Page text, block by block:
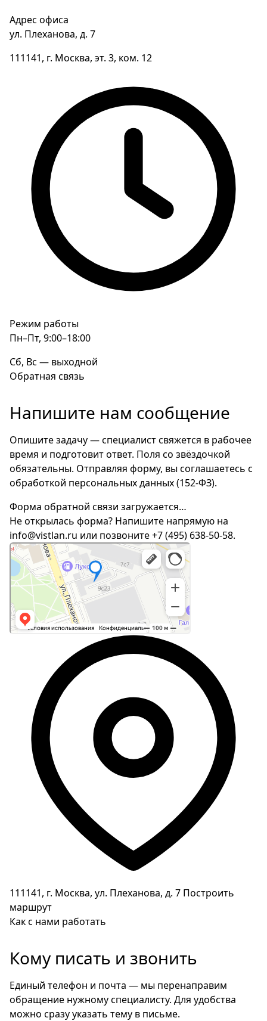
Адрес офиса
ул. Плеханова, д. 7
111141, г. Москва, эт. 3, ком. 12
Режим работы
Пн–Пт, 9:00–18:00
Сб, Вс — выходной
Обратная связь
Напишите нам сообщение
Опишите задачу — специалист свяжется в рабочее
время и подготовит ответ. Поля со звёздочкой
обязательны. Отправляя форму, вы соглашаетесь с
обработкой персональных данных (152-ФЗ).
Форма обратной связи загружается…
Не открылась форма? Напишите напрямую на
info@vistlan.ru или позвоните+7 (495) 638-50-58.
111141, г. Москва, ул. Плеханова, д. 7 Построить
маршрут
Как с нами работать
Кому писать и звонить
Единый телефон и почта — мы перенаправим
обращение нужному специалисту. Для удобства
можно сразу указать тему в письме.